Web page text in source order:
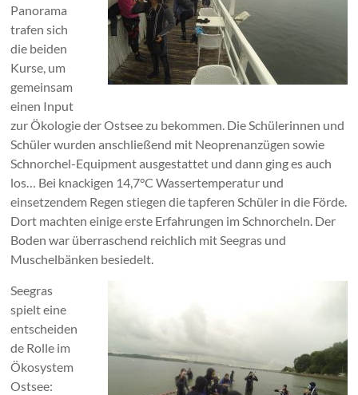
Panorama
trafen sich
die beiden
Kurse, um
gemeinsam
einen Input
zur Ökologie der Ostsee zu bekommen. Die Schülerinnen und
Schüler wurden anschließend mit Neoprenanzügen sowie
Schnorchel-Equipment ausgestattet und dann ging es auch
los… Bei knackigen 14,7°C Wassertemperatur und
einsetzendem Regen stiegen die tapferen Schüler in die Förde.
Dort machten einige erste Erfahrungen im Schnorcheln. Der
Boden war überraschend reichlich mit Seegras und
Muschelbänken besiedelt.
Seegras
spielt eine
entscheiden
de Rolle im
Ökosystem
Ostsee: